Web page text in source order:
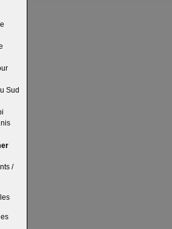
Sud
/